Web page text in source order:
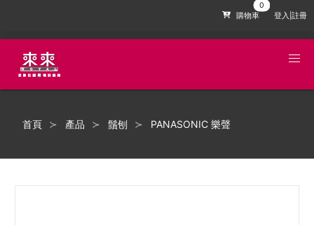
購物車 登入|註冊
首頁 產品 鬚刨 PANASONIC 樂聲